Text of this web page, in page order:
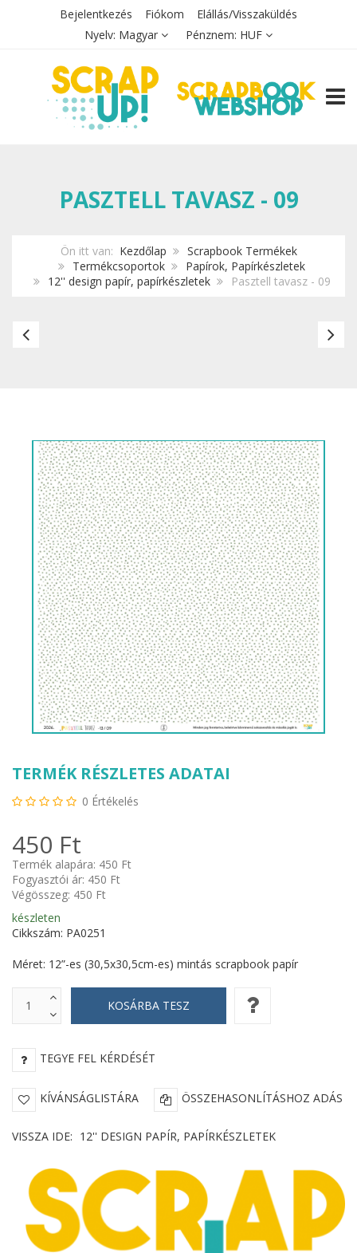
Bejelentkezés Fiókom
Elállás/Visszaküldés
Nyelv: Magyar Pénznem: HUF
PASZTELL TAVASZ - 09
Ön itt van: Kezdőlap
Scrapbook Termékek
Termékcsoportok
Papírok, Papírkészletek
12'' design papír, papírkészletek
Pasztell tavasz - 09
Pasztell
TERMÉK RÉSZLETES ADATAI
0 Értékelés
450 Ft
Termék alapára: 450 Ft
Fogyasztói ár: 450 Ft
Végösszeg: 450 Ft
készleten
Cikkszám: PA0251
Méret: 12”-es (30,5x30,5cm-es) mintás scrapbook papír
TEGYE FEL KÉRDÉSÉT
KÍVÁNSÁGLISTÁRA ÖSSZEHASONLÍTÁSHOZ ADÁS
VISSZA IDE: 12'' DESIGN PAPÍR, PAPÍRKÉSZLETEK